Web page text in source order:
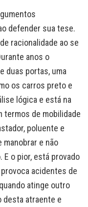
defender sua tese.
racionalidade ao se
anos o
duas portas, uma
os carros preto e
lógica e está na
termos de mobilidade
poluente e
e não
o pior, está provado
acidentes de
atinge outro
desta atraente e